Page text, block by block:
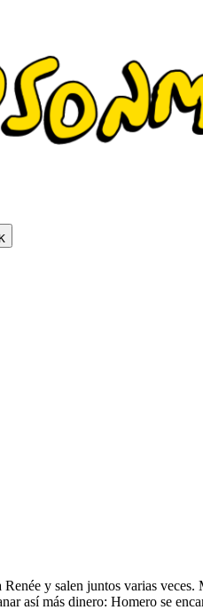
y salen juntos varias
así más dinero: Homero se